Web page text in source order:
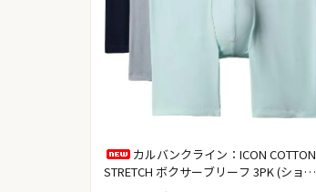
カルバンクライン：ICON COTTON
STRETCH ボクサーブリーフ 3PK (ショア
ライン／ミスティグレー／フィール・